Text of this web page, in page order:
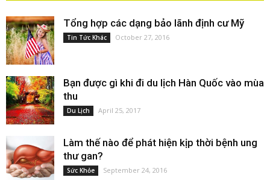
Tổng hợp các dạng bảo lãnh định cư Mỹ
Tin Tức Khác October 27, 2016
Bạn được gì khi đi du lịch Hàn Quốc vào mùa
thu
Du Lịch April 25, 2017
Làm thế nào để phát hiện kịp thời bệnh ung
thư gan?
Sức Khỏe September 24, 2016